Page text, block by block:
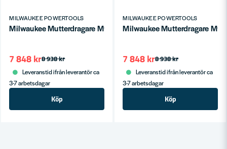
MILWAUKEE POWERTOOLS
Milwaukee Mutterdragare M18 FIW2P12-502X (2x5,0ah)
8 938 kr
7 848 kr
Leveranstid ifrån leverantör ca
3-7 arbetsdagar
Köp
MILWAUKEE POWERTOOLS
Milwaukee Mutterdragare
8 938 kr
7 848 kr
Leveranstid ifrån leverantör ca
3-7 arbetsdagar
Köp